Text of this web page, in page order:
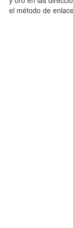
el método de